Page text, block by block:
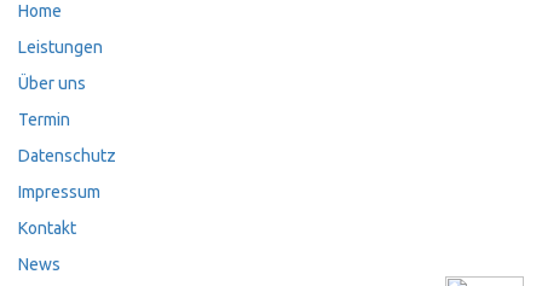
Home
Leistungen
Über uns
Termin
Datenschutz
Impressum
Kontakt
News